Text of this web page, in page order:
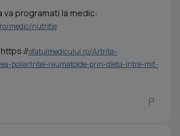
va programati la medic:
medic/nutritie
sfatulmedicului.ro/Artrita-
poliartritei-reumatoide-prin-dieta-intre-mit-